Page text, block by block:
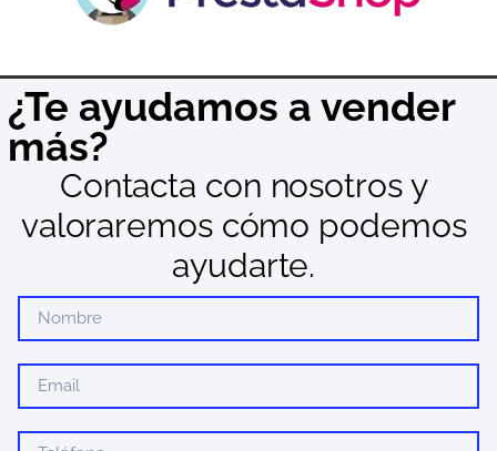
¿Te ayudamos a vender
más?
Contacta con nosotros y
valoraremos cómo podemos
ayudarte.